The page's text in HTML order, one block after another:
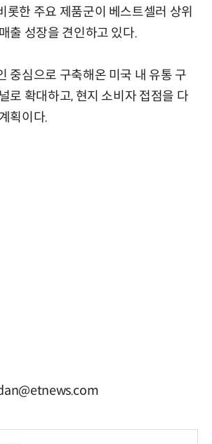
롯한 주요 제품군이 베스트셀러 상위
출 성장을 견인하고 있다.
중심으로 구축해온 미국 내 유통 구
로 확대하고, 현지 소비자 접점을 다
획이다.